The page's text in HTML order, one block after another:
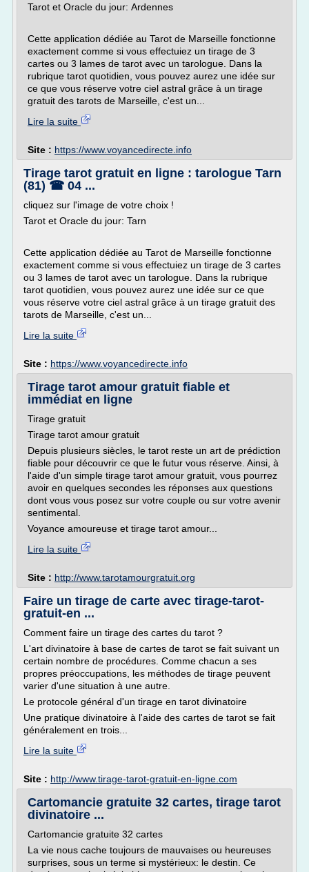
Tarot et Oracle du jour: Ardennes
Cette application dédiée au Tarot de Marseille fonctionne
exactement comme si vous effectuiez un tirage de 3
cartes ou 3 lames de tarot avec un tarologue. Dans la
rubrique tarot quotidien, vous pouvez aurez une idée sur
ce que vous réserve votre ciel astral grâce à un tirage
gratuit des tarots de Marseille, c'est un...
Lire la suite
Site : https://www.voyancedirecte.info
Tirage tarot gratuit en ligne : tarologue Tarn
(81) ☎ 04 ...
cliquez sur l'image de votre choix !
Tarot et Oracle du jour: Tarn
Cette application dédiée au Tarot de Marseille fonctionne
exactement comme si vous effectuiez un tirage de 3 cartes
ou 3 lames de tarot avec un tarologue. Dans la rubrique
tarot quotidien, vous pouvez aurez une idée sur ce que
vous réserve votre ciel astral grâce à un tirage gratuit des
tarots de Marseille, c'est un...
Lire la suite
Site : https://www.voyancedirecte.info
Tirage tarot amour gratuit fiable et
immédiat en ligne
Tirage gratuit
Tirage tarot amour gratuit
Depuis plusieurs siècles, le tarot reste un art de prédiction
fiable pour découvrir ce que le futur vous réserve. Ainsi, à
l'aide d'un simple tirage tarot amour gratuit, vous pourrez
avoir en quelques secondes les réponses aux questions
dont vous vous posez sur votre couple ou sur votre avenir
sentimental.
Voyance amoureuse et tirage tarot amour...
Lire la suite
Site : http://www.tarotamourgratuit.org
Faire un tirage de carte avec tirage-tarot-
gratuit-en ...
Comment faire un tirage des cartes du tarot ?
L'art divinatoire à base de cartes de tarot se fait suivant un
certain nombre de procédures. Comme chacun a ses
propres préoccupations, les méthodes de tirage peuvent
varier d'une situation à une autre.
Le protocole général d'un tirage en tarot divinatoire
Une pratique divinatoire à l'aide des cartes de tarot se fait
généralement en trois...
Lire la suite
Site : http://www.tirage-tarot-gratuit-en-ligne.com
Cartomancie gratuite 32 cartes, tirage tarot
divinatoire ...
Cartomancie gratuite 32 cartes
La vie nous cache toujours de mauvaises ou heureuses
surprises, sous un terme si mystérieux: le destin. Ce